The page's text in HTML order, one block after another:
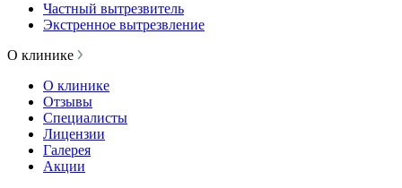
Частный вытрезвитель
Экстренное вытрезвление
О клинике
О клинике
Отзывы
Специалисты
Лицензии
Галерея
Акции